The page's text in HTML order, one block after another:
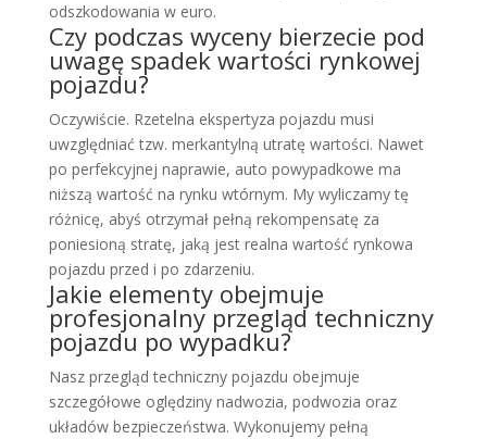
odszkodowania w euro.
Czy podczas wyceny bierzecie pod
uwagę spadek wartości rynkowej
pojazdu?
Oczywiście. Rzetelna ekspertyza pojazdu musi
uwzględniać tzw. merkantylną utratę wartości. Nawet
po perfekcyjnej naprawie, auto powypadkowe ma
niższą wartość na rynku wtórnym. My wyliczamy tę
różnicę, abyś otrzymał pełną rekompensatę za
poniesioną stratę, jaką jest realna wartość rynkowa
pojazdu przed i po zdarzeniu.
Jakie elementy obejmuje
profesjonalny przegląd techniczny
pojazdu po wypadku?
Nasz przegląd techniczny pojazdu obejmuje
szczegółowe oględziny nadwozia, podwozia oraz
układów bezpieczeństwa. Wykonujemy pełną